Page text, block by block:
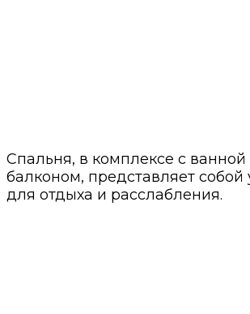
Спальня, в комплексе с
балконом, представляет
для отдыха и расслабления.